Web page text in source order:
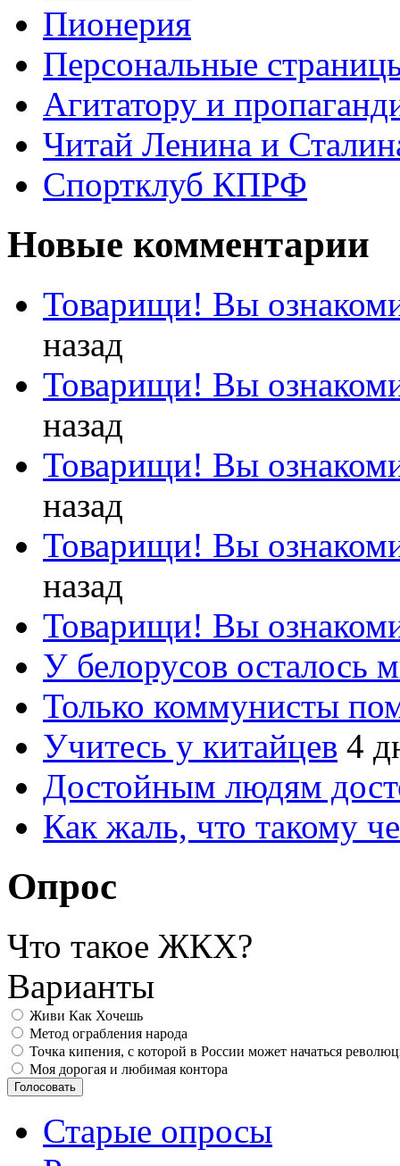
Пионерия
Персональные
Агитатору и
Читай Ленина и
Спортклуб КПРФ
Новые комментарии
Товарищи! Вы
назад
Товарищи! Вы
назад
Товарищи! Вы
назад
Товарищи! Вы
назад
Товарищи! Вы
У белорусов осталось
Только коммунисты
Учитесь у китайцев 4
Достойным людям
Как жаль, что такому
Опрос
Что такое ЖКХ?
Варианты
Живи Как Хочешь
Метод ограбления народа
Точка кипения, с которой в России может начаться
Моя дорогая и любимая контора
Старые опросы